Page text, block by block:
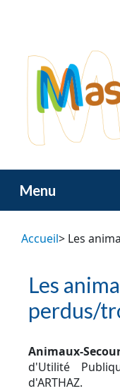
Menu
Accueil> Les
Les
perdus/
Animaux-
d'Utilité
d'ARTHAZ.